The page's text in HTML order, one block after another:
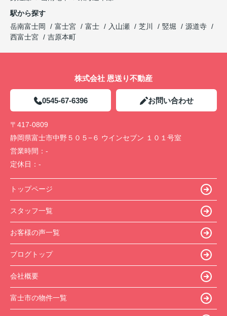
駅から探す
岳南富士岡
富士宮 富士 入山瀬 芝川 竪堀
源道寺
西富士宮
吉原本町
株式会社 恩送り不動産
0545-67-6396 お問い合わせ
〒417-0809
静岡県富士市中野５０５−６ ウインセブン １０１号室
営業時間： -
定休日： -
トップページ
スタッフ一覧
お客様の声一覧
ブログトップ
会社概要
富士市の物件一覧